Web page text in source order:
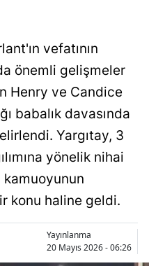
vefatının
önemli gelişmeler
Henry ve Candice
babalık davasında
Yargıtay, 3
yönelik nihai
kamuoyunun
konu haline geldi.
Yayınlanma
20 Mayıs 2026 - 06:26